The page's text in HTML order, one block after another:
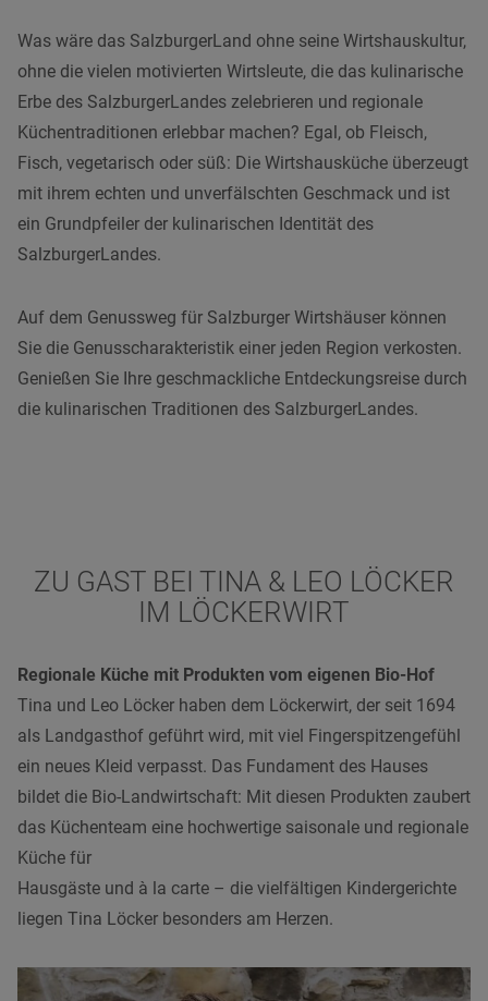
Was wäre das SalzburgerLand ohne seine Wirtshauskultur,
ohne die vielen motivierten Wirtsleute, die das kulinarische
Erbe des SalzburgerLandes zelebrieren und regionale
Küchentraditionen erlebbar machen? Egal, ob Fleisch,
Fisch, vegetarisch oder süß: Die Wirtshausküche überzeugt
mit ihrem echten und unverfälschten Geschmack und ist
ein Grundpfeiler der kulinarischen Identität des
SalzburgerLandes.
Auf dem Genussweg für Salzburger Wirtshäuser können
Sie die Genusscharakteristik einer jeden Region verkosten.
Genießen Sie Ihre geschmackliche Entdeckungsreise durch
die kulinarischen Traditionen des SalzburgerLandes.
ZU GAST BEI TINA & LEO LÖCKER
IM LÖCKERWIRT
Regionale Küche mit Produkten vom eigenen Bio-Hof
Tina und Leo Löcker haben dem Löckerwirt, der seit 1694
als Landgasthof geführt wird, mit viel Fingerspitzengefühl
ein neues Kleid verpasst. Das Fundament des Hauses
bildet die Bio-Landwirtschaft: Mit diesen Produkten zaubert
das Küchenteam eine hochwertige saisonale und regionale
Küche für
Hausgäste und à la carte – die vielfältigen Kindergerichte
liegen Tina Löcker besonders am Herzen.